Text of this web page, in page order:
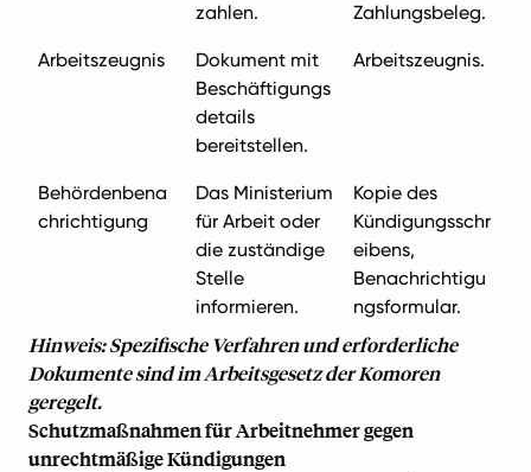
zahlen.
Zahlungsbeleg.
Arbeitszeugnis
Dokument mit
Beschäftigungs
details
bereitstellen.
Arbeitszeugnis.
Behördenbena
chrichtigung
Das Ministerium
für Arbeit oder
die zuständige
Stelle
informieren.
Kopie des
Kündigungsschr
eibens,
Benachrichtigu
ngsformular.
Hinweis: Spezifische Verfahren und erforderliche
Dokumente sind im Arbeitsgesetz der Komoren
geregelt.
Schutzmaßnahmen für Arbeitnehmer gegen
unrechtmäßige Kündigungen